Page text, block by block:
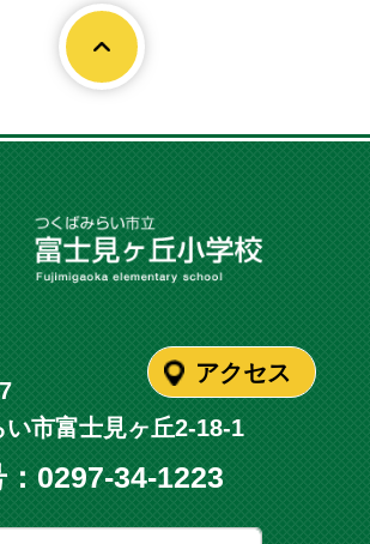
い市富士見ヶ丘2-18-1
アクセス
0297-34-1223